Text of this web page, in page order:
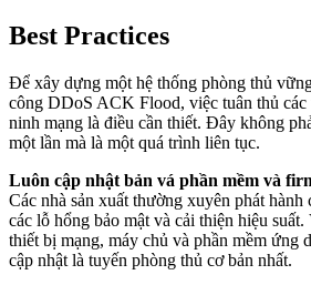
Best Practices
Để xây dựng một hệ thống phòng thủ
công DDoS ACK Flood, việc tuân thủ các
ninh mạng là điều cần thiết. Đây không
một lần mà là một quá trình liên tục.
Luôn cập nhật bản vá phần mềm và
Các nhà sản xuất thường xuyên phát hành
các lỗ hổng bảo mật và cải thiện hiệu suất.
thiết bị mạng, máy chủ và phần mềm ứng
cập nhật là tuyến phòng thủ cơ bản nhất.